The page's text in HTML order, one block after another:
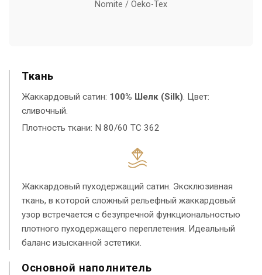
Nomite / Oeko-Tex
Ткань
Жаккардовый сатин: 100% Шелк (Silk). Цвет:
сливочный.
Плотность ткани: N 80/60 TC 362
Жаккардовый пуходержащий сатин. Эксклюзивная
ткань, в которой сложный рельефный жаккардовый
узор встречается с безупречной функциональностью
плотного пуходержащего переплетения. Идеальный
баланс изысканной эстетики.
Основной наполнитель